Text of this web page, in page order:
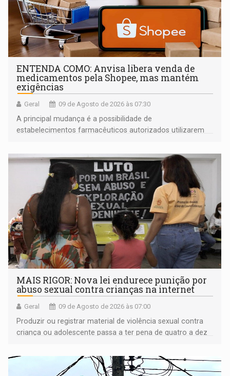
ENTENDA COMO: Anvisa libera venda de
medicamentos pela Shopee, mas mantém
exigências
Geral 09 de Agosto de 2026 às 07:30
A principal mudança é a possibilidade de
estabelecimentos farmacêuticos autorizados utilizarem
MAIS RIGOR: Nova lei endurece punição por
abuso sexual contra crianças na internet
Geral 09 de Agosto de 2026 às 07:00
Produzir ou registrar material de violência sexual contra
criança ou adolescente passa a ter pena de quatro a dez